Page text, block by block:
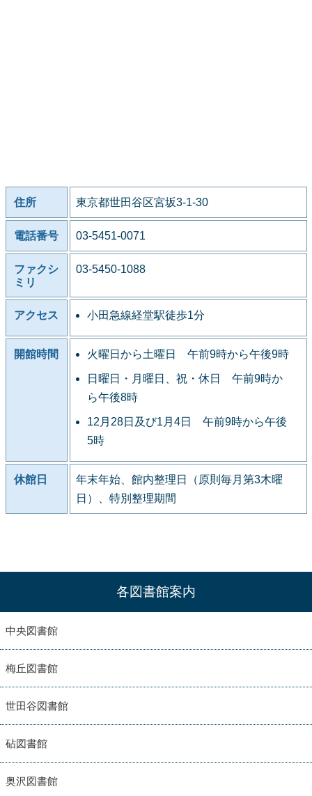
住所 東京都世田谷区宮坂3-1-30
電話番号 03-5451-0071
ファクシ
ミリ
03-5450-1088
アクセス 小田急線経堂駅徒歩1分
開館時間 火曜日から土曜日 午前9時から午後9時
日曜日・月曜日、祝・休日 午前9時か
ら午後8時
12月28日及び1月4日 午前9時から午後
5時
休館日
年末年始、館内整理日（原則毎月第3木曜
日）、特別整理期間
各図書館案内
中央図書館
梅丘図書館
世田谷図書館
砧図書館
奥沢図書館